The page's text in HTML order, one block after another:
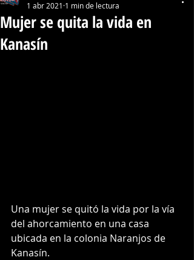
Mujer se quita la vida en
Kanasín
1 abr 2021 1 min de lectura
Una mujer se quitó la vida por la vía
del ahorcamiento en una casa
ubicada en la colonia Naranjos de
Kanasín.